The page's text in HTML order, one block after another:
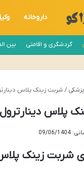
داروخانه
گردشگری و اقامتی بین
پزشکی / شربت زینک پلاس
پلاس
1404
شربت زینک